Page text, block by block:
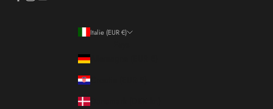
Italie (EUR €)